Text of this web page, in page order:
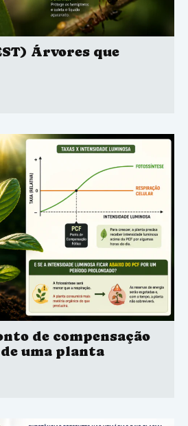
Árvores que
de compensação
uma planta